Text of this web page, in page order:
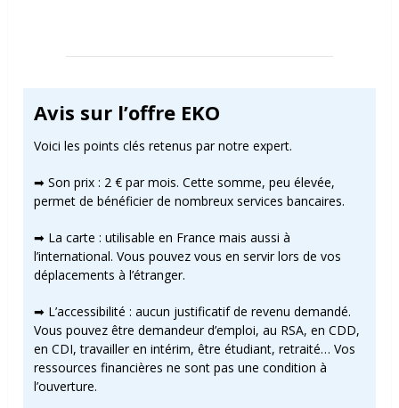
Avis sur l’offre EKO
Voici les points clés retenus par notre expert.
➡ Son prix : 2 € par mois. Cette somme, peu élevée,
permet de bénéficier de nombreux services bancaires.
➡ La carte : utilisable en France mais aussi à
l’international. Vous pouvez vous en servir lors de vos
déplacements à l’étranger.
➡ L’accessibilité : aucun justificatif de revenu demandé.
Vous pouvez être demandeur d’emploi, au RSA, en CDD,
en CDI, travailler en intérim, être étudiant, retraité… Vos
ressources financières ne sont pas une condition à
l’ouverture.